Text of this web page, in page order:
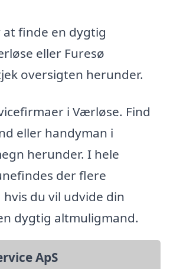
finde en dygtig
eller Furesø
oversigten herunder.
i Værløse. Find
eller handyman i
herunder. I hele
der flere
du vil udvide din
dygtig altmuligmand.
ApS